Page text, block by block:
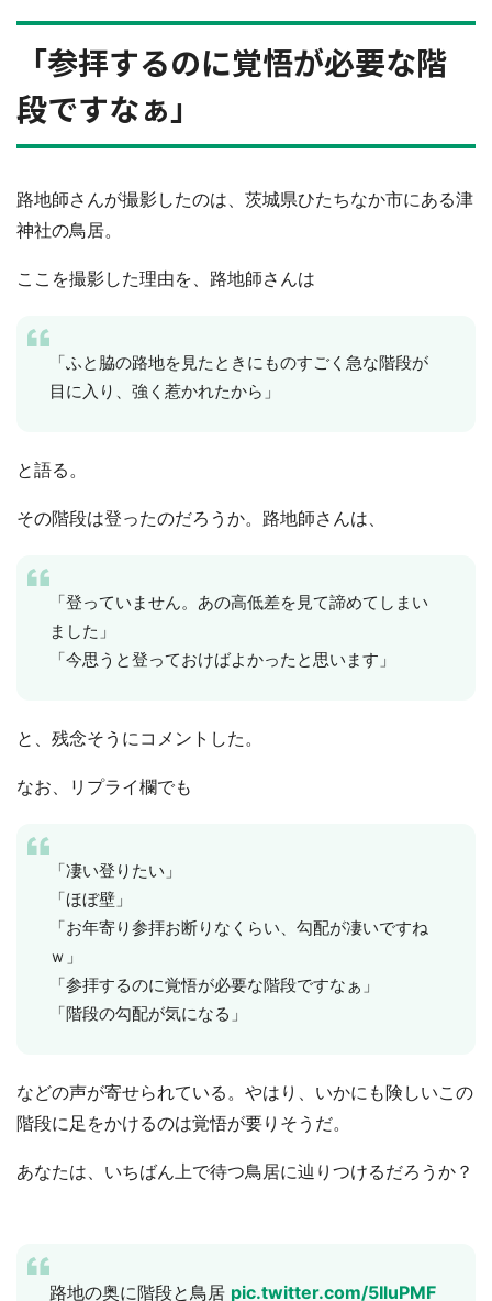
「参拝するのに覚悟が必要な階
段ですなぁ」
路地師さんが撮影したのは、茨城県ひたちなか市にある津
神社の鳥居。
ここを撮影した理由を、路地師さんは
「ふと脇の路地を見たときにものすごく急な階段が
目に入り、強く惹かれたから」
と語る。
その階段は登ったのだろうか。路地師さんは、
「登っていません。あの高低差を見て諦めてしまい
ました」
「今思うと登っておけばよかったと思います」
と、残念そうにコメントした。
なお、リプライ欄でも
「凄い登りたい」
「ほぼ壁」
「お年寄り参拝お断りなくらい、勾配が凄いですね
ｗ」
「参拝するのに覚悟が必要な階段ですなぁ」
「階段の勾配が気になる」
などの声が寄せられている。やはり、いかにも険しいこの
階段に足をかけるのは覚悟が要りそうだ。
あなたは、いちばん上で待つ鳥居に辿りつけるだろうか？
路地の奥に階段と鳥居 pic.twitter.com/5IluPMF